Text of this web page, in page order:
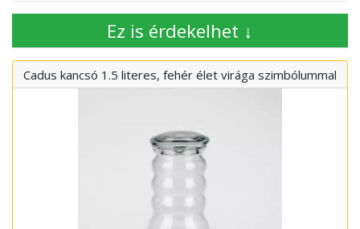
Ez is érdekelhet ↓
Cadus kancsó 1.5 literes, fehér élet virága szimbólummal